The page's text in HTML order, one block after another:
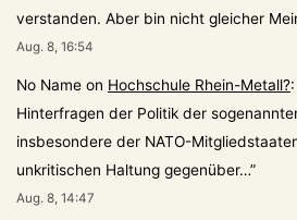
verstanden. Aber bin nicht gleicher
Aug. 8, 16:54
No Name on Hochschule Rhein-Metall?
Hinterfragen der Politik der
insbesondere der NATO-
unkritischen Haltung gegenüber…”
Aug. 8, 14:47